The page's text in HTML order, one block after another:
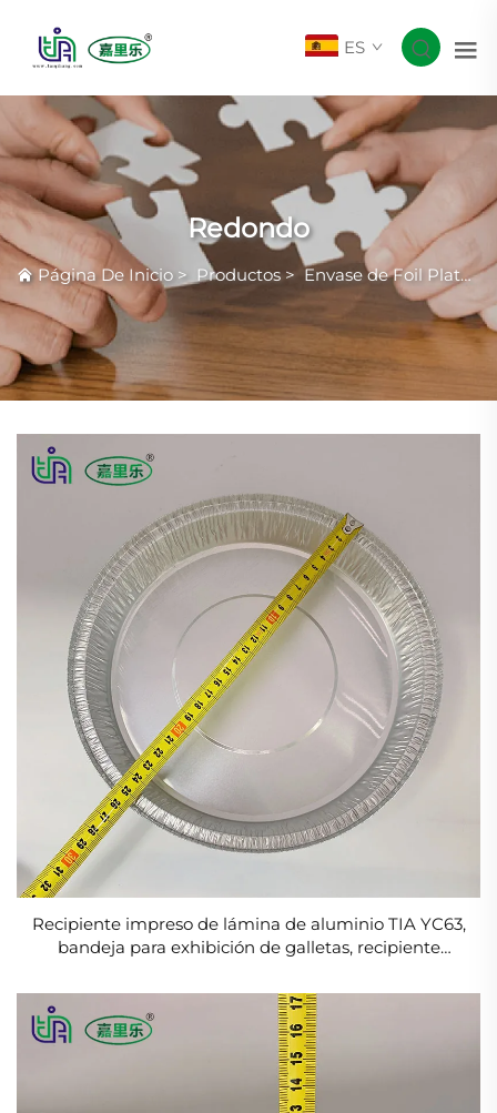
ES
Redondo
Página De Inicio > Productos > Envase de Foil Plateado Común con Arrugas
Recipiente impreso de lámina de aluminio TIA YC63,
bandeja para exhibición de galletas, recipiente